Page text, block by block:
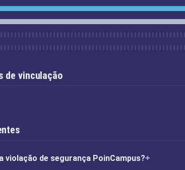
de vinculação
violação de segurança PoinCampus?